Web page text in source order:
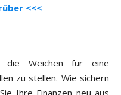
<<<
Weichen für eine
zu stellen. Wie sichern